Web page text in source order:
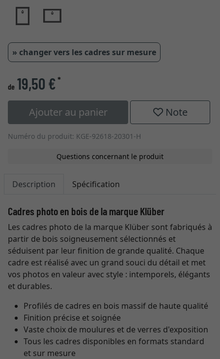
» changer vers les cadres sur mesure
de 19,50 €*
Ajouter au panier Note
Numéro du produit: KGE-92618-20301-H
Questions concernant le produit
Description Spécification
Cadres photo en bois de la marque Klüber
Les cadres photo de la marque Klüber sont fabriqués à
partir de bois soigneusement sélectionnés et
séduisent par leur finition de grande qualité. Chaque
cadre est réalisé avec un grand souci du détail et met
vos photos en valeur avec style : intemporels, élégants
et durables.
Profilés de cadres en bois massif de haute qualité
Finition précise et soignée
Vaste choix de moulures et de verres d'exposition
Tous les cadres disponibles en formats standard
et sur mesure